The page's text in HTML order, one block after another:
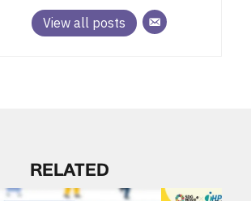
View all posts
RELATED